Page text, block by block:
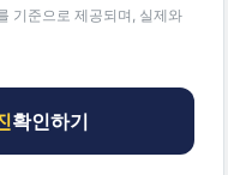
기준으로 제공되며, 실제와
확인하기